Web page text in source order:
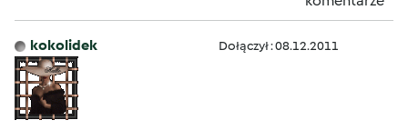
kokolidek Dołączył : 08.12.2011